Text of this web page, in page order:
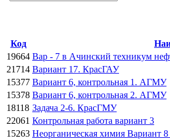
Код
19664 Вар - 7 в Ачинский техникум
21714 Вариант 17. КрасГАУ
15377 Вариант 6, контрольная 1. АГМУ
15378 Вариант 6, контрольная 2. АГМУ
18118 Задача 2-6. КрасГМУ
22061 Контрольная работа вариант 3
15263 Неорганическая химия Вариант